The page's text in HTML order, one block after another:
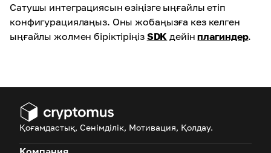
Сатушы интеграциясын өзіңізге ыңғайлы етіп
конфигурациялаңыз. Оны жобаңызға кез келген
ыңғайлы жолмен біріктіріңіз SDK дейін плагиндер.
Қоғамдастық, Сенімділік, Мотивация, Қолдау.